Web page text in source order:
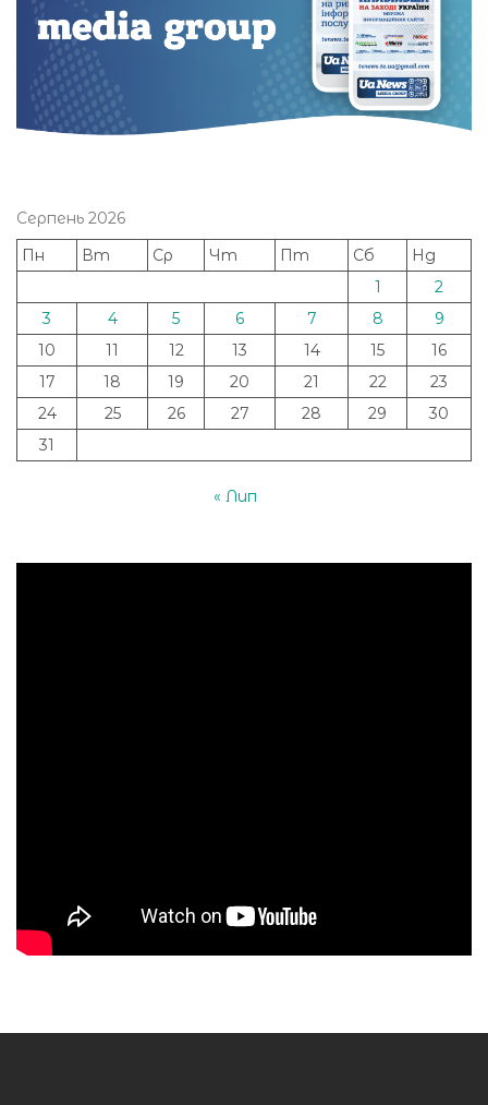
Серпень 2026
Пн
Вт Ср Чт Пт Сб
Нд
1
2
3
4 5 6 7 8
9
10
11 12 13 14 15
16
17
18 19 20 21 22
23
24
25 26 27 28 29
30
31
« Лип